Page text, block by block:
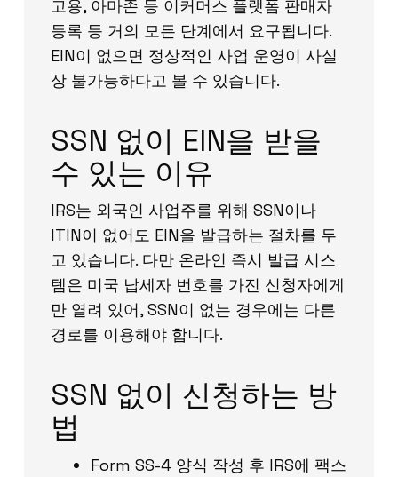
고용, 아마존 등 이커머스 플랫폼 판매자
등록 등 거의 모든 단계에서 요구됩니다.
EIN이 없으면 정상적인 사업 운영이 사실
상 불가능하다고 볼 수 있습니다.
SSN 없이 EIN을 받을
수 있는 이유
IRS는 외국인 사업주를 위해 SSN이나
ITIN이 없어도 EIN을 발급하는 절차를 두
고 있습니다. 다만 온라인 즉시 발급 시스
템은 미국 납세자 번호를 가진 신청자에게
만 열려 있어, SSN이 없는 경우에는 다른
경로를 이용해야 합니다.
SSN 없이 신청하는 방
법
Form SS-4 양식 작성 후 IRS에 팩스